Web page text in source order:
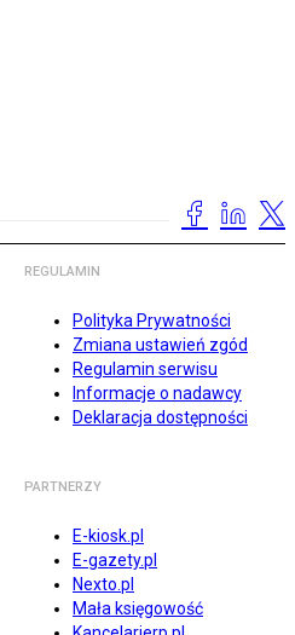
REGULAMIN
Polityka Prywatności
Zmiana ustawień zgód
Regulamin serwisu
Informacje o nadawcy
Deklaracja dostępności
PARTNERZY
E-kiosk.pl
E-gazety.pl
Nexto.pl
Mała księgowość